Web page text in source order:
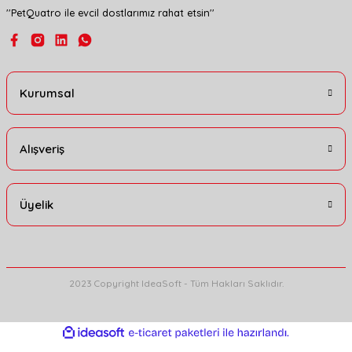
''PetQuatro ile evcil dostlarımız rahat etsin''
Kurumsal
Alışveriş
Üyelik
2023 Copyright IdeaSoft - Tüm Hakları Saklıdır.
ideasoft
e-